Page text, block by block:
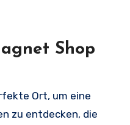
Shop
Ort, um eine
zu entdecken, die